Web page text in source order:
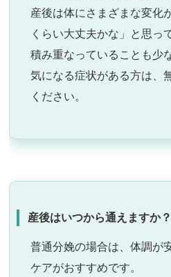
産後は体にさまざまな変化
くらい大丈夫かな」と思っ
積み重なっていることも少
気になる症状がある方は、
ください。
産後はいつから通えますか？
普通分娩の場合は、体調が
ケアがおすすめです。